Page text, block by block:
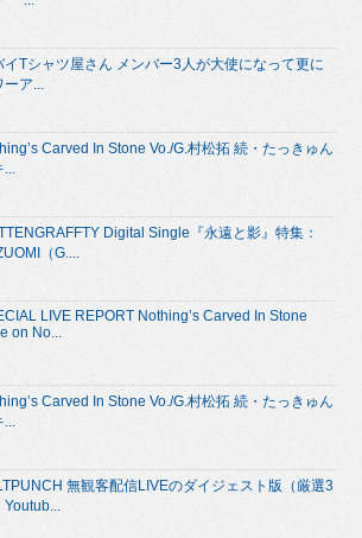
イTシャツ屋さん メンバー3人が大使になって更に
ーア...
Carved In Stone Vo./G.村松拓 続・たっきゅん
...
Digital Single『永遠と影』特集：
（G....
LIVE REPORT Nothing’s Carved In Stone
on No...
Carved In Stone Vo./G.村松拓 続・たっきゅん
...
無観客配信LIVEのダイジェスト版（厳選3
Youtub...